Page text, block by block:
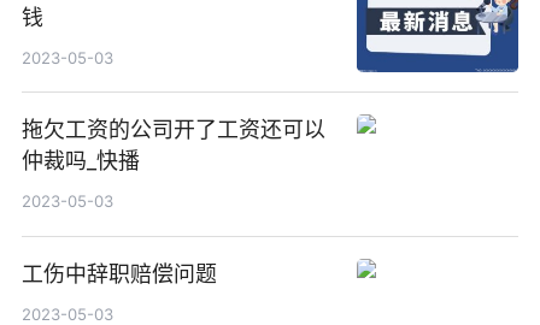
钱
2023-05-03
拖欠工资的公司开了工资还可以
仲裁吗_快播
2023-05-03
工伤中辞职赔偿问题
2023-05-03